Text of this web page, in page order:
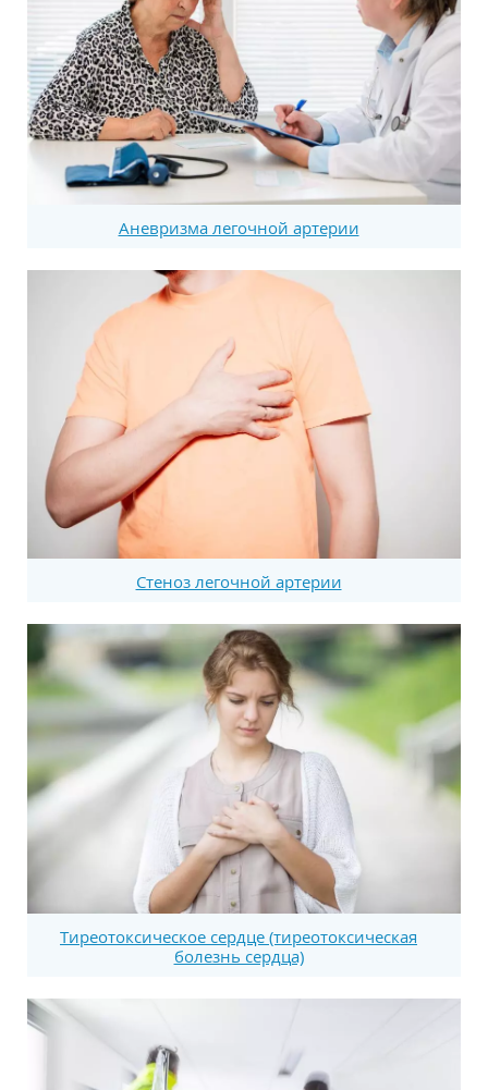
Аневризма легочной артерии
Стеноз легочной артерии
Тиреотоксическое сердце (тиреотоксическая
болезнь сердца)